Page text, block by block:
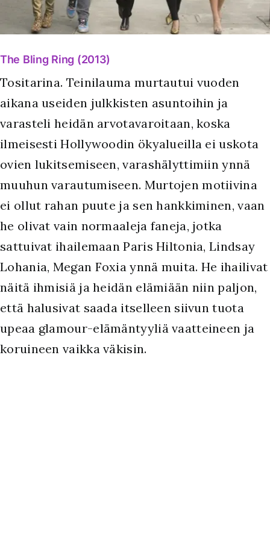
The Bling Ring (2013)
Tositarina. Teinilauma murtautui vuoden
aikana useiden julkkisten asuntoihin ja
varasteli heidän arvotavaroitaan, koska
ilmeisesti Hollywoodin ökyalueilla ei uskota
ovien lukitsemiseen, varashälyttimiin ynnä
muuhun varautumiseen. Murtojen motiivina
ei ollut rahan puute ja sen hankkiminen, vaan
he olivat vain normaaleja faneja, jotka
sattuivat ihailemaan Paris Hiltonia, Lindsay
Lohania, Megan Foxia ynnä muita. He ihailivat
näitä ihmisiä ja heidän elämiään niin paljon,
että halusivat saada itselleen siivun tuota
upeaa glamour-elämäntyyliä vaatteineen ja
koruineen vaikka väkisin.